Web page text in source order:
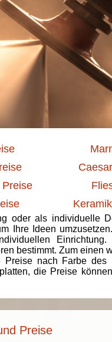
Preise
oder als individuelle
Ihre Ideen
bestimmt. Zum einen
Preise nach Farbe des
die Preise
Preise